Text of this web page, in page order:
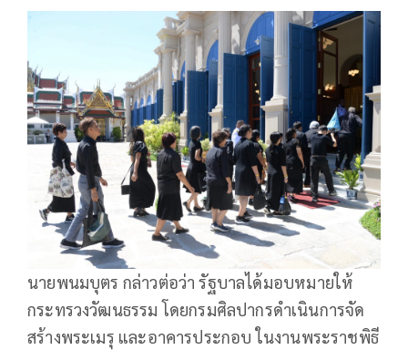
นายพนมบุตร กล่าวต่อว่า รัฐบาลได้มอบหมายให้
กระทรวงวัฒนธรรม โดยกรมศิลปากรดำเนินการจัด
สร้างพระเมรุ และอาคารประกอบ ในงานพระราชพิธี